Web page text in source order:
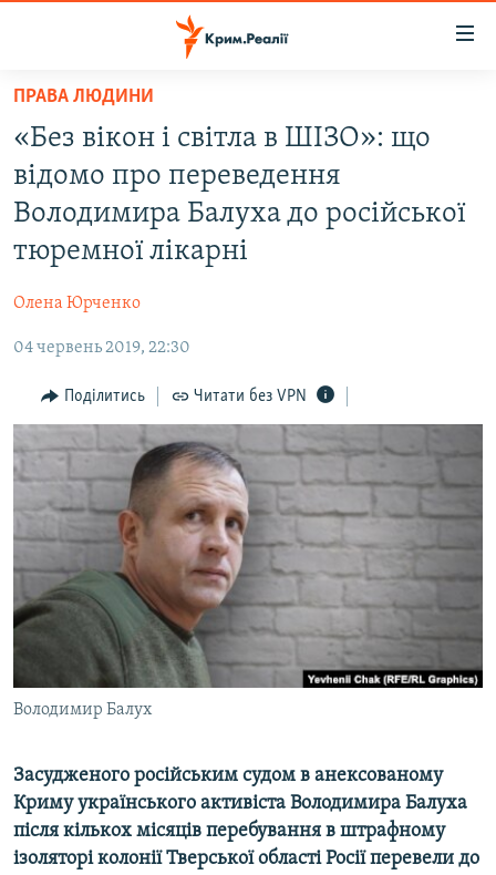
Перейти
основного
матеріалу
Перейти
до
основної
Перейти
до
ВІДЕО ТА ФОТО
ПОГЛЯД
ІНТЕРВ'Ю
ВСЕ ЗА ДЕНЬ
СПЕЦПРОЕКТИ
ДЕПОРТАЦІЯ
ВІДЕОУРОКИ «ELIFBE»
СВІДЧЕННЯ ОКУПАЦІЇ
УКРАЇНСЬКА ПРОБЛЕМА КРИМУ
ІНФОГРАФІКА
ЯК ОБІЙТИ БЛОКУВАННЯ
Русский
Qırımtatar
ДОЛУЧАЙСЯ!
ПРАВА ЛЮДИНИ
«Без вікон і світла в ШІЗО»: що
відомо про переведення
Володимира Балуха до російської
тюремної лікарні
Олена Юрченко
04 червень 2019, 22:30
Поділитись Читати без VPN
Володимир Балух
Засудженого російським судом в анексованому
Криму українського активіста Володимира Балуха
після кількох місяців перебування в штрафному
ізоляторі колонії Тверської області Росії перевели до